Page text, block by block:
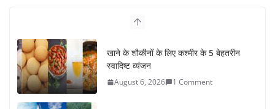
भारत की सबसे खूबसूरत सड़क यात्राएँ:
दार्जिलिंग से लद्दाख तक का सफर
August 5, 2026 0 Comments